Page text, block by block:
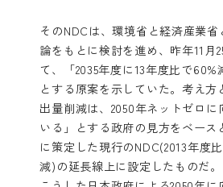
そのNDCは、環境省と経済産業
論をもとに検討を進め、昨年11月
て、「2035年度に13年度比で60%
とする原案を示していた。考え
出量削減は、2050年ネットゼロ
いる」とする政府の見方をベース
に策定した現行のNDC(2013年度
減)の延長線上に設定したものだ。